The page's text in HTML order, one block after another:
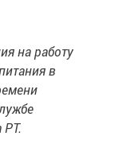
на работу
в
РТ.